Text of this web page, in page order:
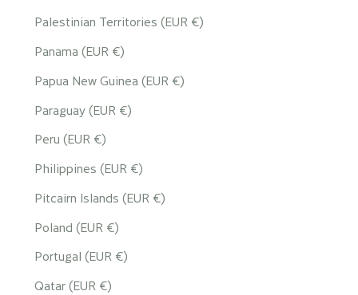
Palestinian Territories (EUR €)
Panama (EUR €)
Papua New Guinea (EUR €)
Paraguay (EUR €)
Peru (EUR €)
Philippines (EUR €)
Pitcairn Islands (EUR €)
Poland (EUR €)
Portugal (EUR €)
Qatar (EUR €)